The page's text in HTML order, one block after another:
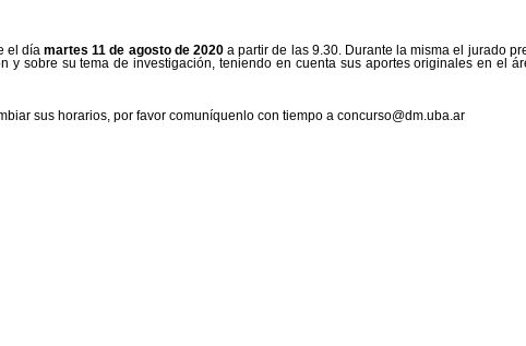
el díamartes 11 de agosto de 2020a partir de las 9.30. Durante la misma el jurado
sobre su tema de investigación, teniendo en cuenta sus aportes originales en el
sus horarios, por favor comuníquenlo con tiempo a concurso@dm.uba.ar